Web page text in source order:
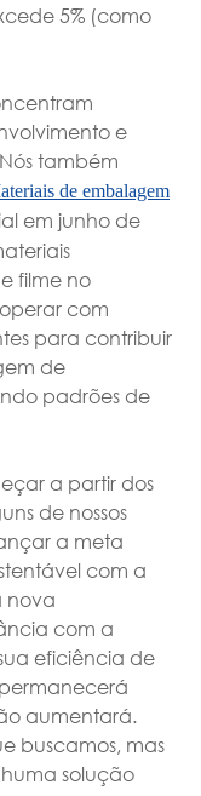
5% (como
e
também
de embalagem
em junho de
filme no
com
para contribuir
de
padrões de
a partir dos
de nossos
a meta
com a
nova
com a
eficiência de
aumentará.
buscamos, mas
solução